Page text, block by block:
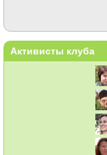
Активисты клуба